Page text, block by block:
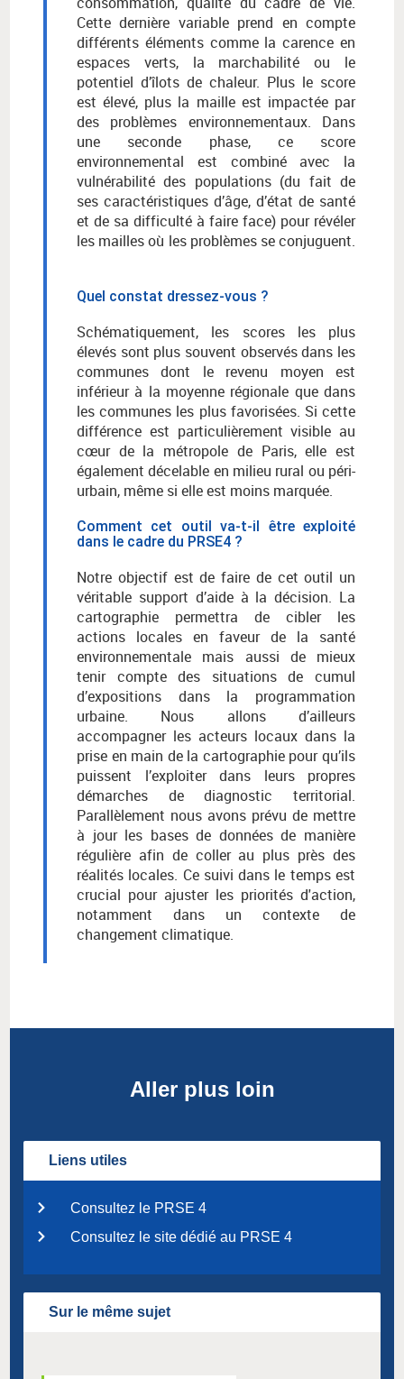
Cette dernière variable prend en compte
différents éléments comme la carence en
espaces verts, la marchabilité ou le
potentiel d’îlots de chaleur. Plus le score
est élevé, plus la maille est impactée par
des problèmes environnementaux. Dans
une seconde phase, ce score
environnemental est combiné avec la
vulnérabilité des populations (du fait de
ses caractéristiques d’âge, d’état de santé
et de sa difficulté à faire face) pour révéler
les mailles où les problèmes se conjuguent.
Quel constat dressez-vous ?
Schématiquement, les scores les plus
élevés sont plus souvent observés dans les
communes dont le revenu moyen est
inférieur à la moyenne régionale que dans
les communes les plus favorisées. Si cette
différence est particulièrement visible au
cœur de la métropole de Paris, elle est
également décelable en milieu rural ou péri-
urbain, même si elle est moins marquée.
Comment cet outil va-t-il être exploité
dans le cadre du PRSE4 ?
Notre objectif est de faire de cet outil un
véritable support d’aide à la décision. La
cartographie permettra de cibler les
actions locales en faveur de la santé
environnementale mais aussi de mieux
tenir compte des situations de cumul
d’expositions dans la programmation
urbaine. Nous allons d’ailleurs
accompagner les acteurs locaux dans la
prise en main de la cartographie pour qu’ils
puissent l’exploiter dans leurs propres
démarches de diagnostic territorial.
Parallèlement nous avons prévu de mettre
à jour les bases de données de manière
régulière afin de coller au plus près des
réalités locales. Ce suivi dans le temps est
crucial pour ajuster les priorités d'action,
notamment dans un contexte de
changement climatique.
Aller plus loin
Liens utiles
Consultez le PRSE 4
Consultez le site dédié au PRSE 4
Sur le même sujet